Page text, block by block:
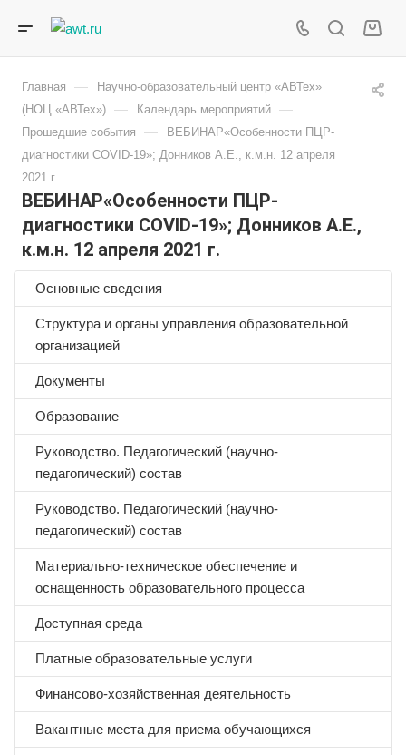
Главная —
Научно-образовательный центр «АВТех»
(НОЦ «АВТех») — Календарь мероприятий —
Прошедшие события —
ВЕБИНАР«Особенности ПЦР-
диагностики COVID-19»; Донников А.Е., к.м.н. 12 апреля
2021 г.
ВЕБИНАР«Особенности ПЦР-
диагностики COVID-19»; Донников А.Е.,
к.м.н. 12 апреля 2021 г.
Основные сведения
Структура и органы управления образовательной
организацией
Документы
Образование
Руководство. Педагогический (научно-
педагогический) состав
Руководство. Педагогический (научно-
педагогический) состав
Материально-техническое обеспечение и
оснащенность образовательного процесса
Доступная среда
Платные образовательные услуги
Финансово-хозяйственная деятельность
Вакантные места для приема обучающихся